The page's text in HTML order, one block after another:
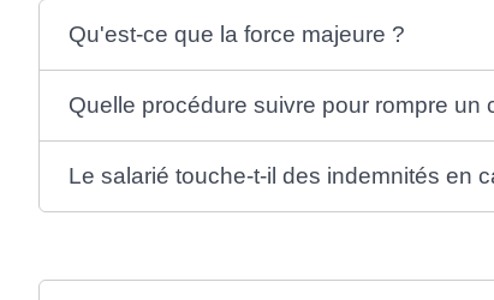
Qu'est-ce que la force majeure ?
Quelle procédure suivre pour rompre
Le salarié touche-t-il des indemnités en